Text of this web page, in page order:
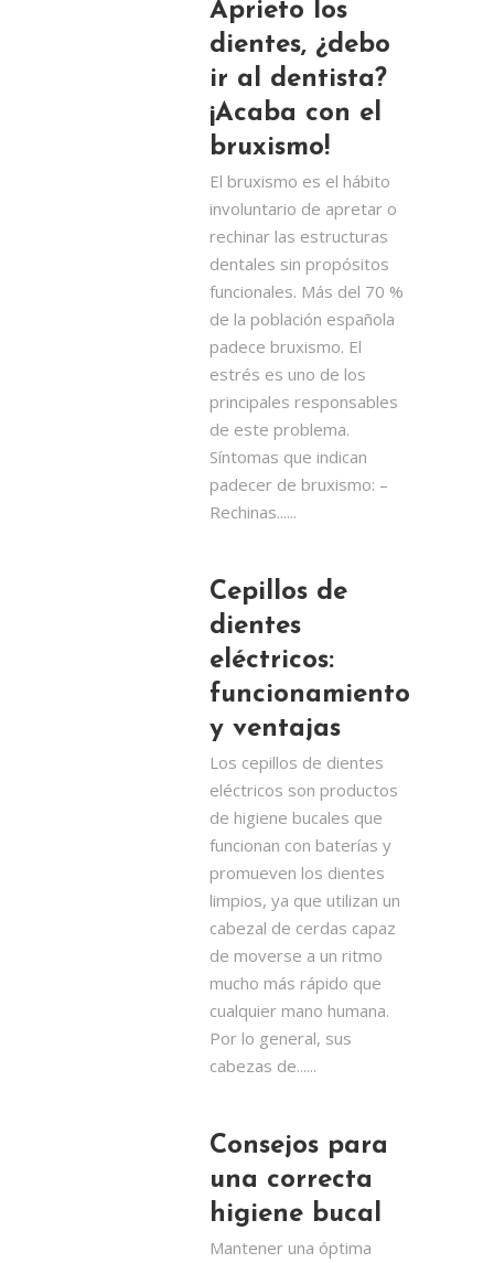
Aprieto los
dientes, ¿debo
ir al dentista?
¡Acaba con el
bruxismo!
El bruxismo es el hábito
involuntario de apretar o
rechinar las estructuras
dentales sin propósitos
funcionales. Más del 70 %
de la población española
padece bruxismo. El
estrés es uno de los
principales responsables
de este problema.
Síntomas que indican
padecer de bruxismo: –
Rechinas......
Cepillos de
dientes
eléctricos:
funcionamiento
y ventajas
Los cepillos de dientes
eléctricos son productos
de higiene bucales que
funcionan con baterías y
promueven los dientes
limpios, ya que utilizan un
cabezal de cerdas capaz
de moverse a un ritmo
mucho más rápido que
cualquier mano humana.
Por lo general, sus
cabezas de......
Consejos para
una correcta
higiene bucal
Mantener una óptima